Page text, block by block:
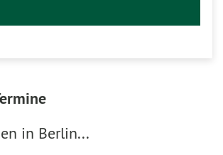
in Berlin...